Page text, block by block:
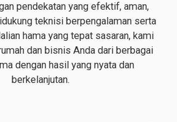
pendekatan yang efektif, aman,
teknisi berpengalaman serta
hama yang tepat sasaran, kami
dan bisnis Anda dari berbagai
dengan hasil yang nyata dan
berkelanjutan.